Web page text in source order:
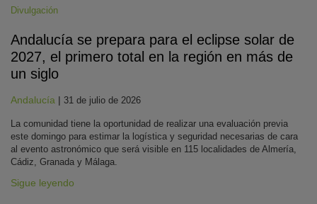
Divulgación
Andalucía se prepara para el eclipse solar de
2027, el primero total en la región en más de
un siglo
Andalucía | 31 de julio de 2026
La comunidad tiene la oportunidad de realizar una evaluación previa
este domingo para estimar la logística y seguridad necesarias de cara
al evento astronómico que será visible en 115 localidades de Almería,
Cádiz, Granada y Málaga.
Sigue leyendo